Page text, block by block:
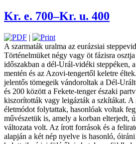
Kr. e. 700–Kr. u. 400
|
A szarmaták uralma az eurázsiai
Történelmüket négy vagy öt fázisra
időszakban a dél-Urál-vidéki steppéken,
mentén és az Azovi-tengertől keletre
jelentős tömegeik vándoroltak a Dél-
és 200 között a Fekete-­tenger északi
kiszorították vagy leigázták a szkítákat. A
­élet­módot folytattak, hasonlóak voltak
művészetük is, amely a korban elterjedt,
változata volt. Az írott források és a
alapján a két nép nyelve is hasonló,